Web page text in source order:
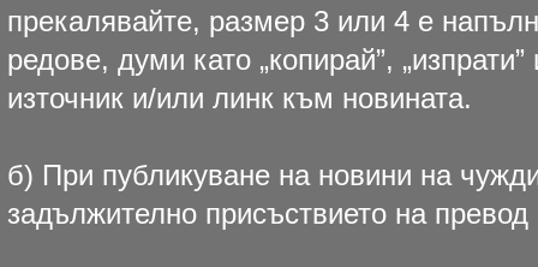
прекалявайте, размер 3 или 4 е
редове, думи като „копирай”,
източник и/или линк към новината.
б) При публикуване на новини на
задължително присъствието на